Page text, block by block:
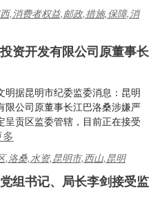
,消费者权益,邮政,措施,保障,消
资开发有限公司原董事长
据昆明市纪委监委消息：昆明
限公司原董事长江巴洛桑涉嫌严
贡区监委管辖，目前正在接受
,洛桑,水资,昆明市,西山,昆明
组书记、局长李剑接受监